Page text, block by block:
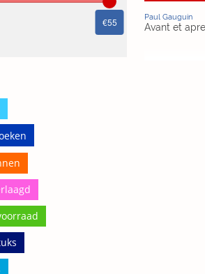
55 Paul Gauguin
Avant et